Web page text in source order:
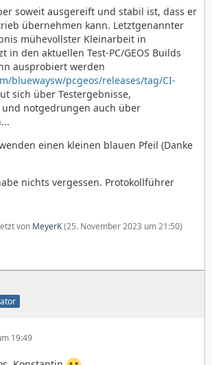
soweit ausgereift und stabil ist, dass er
übernehmen kann. Letztgenannter
mühevollster Kleinarbeit in
in den aktuellen Test-PC/GEOS Builds
ausprobiert werden
bluewaysw/pcgeos/releases/tag/CI-
sich über Testergebnisse,
und notgedrungen auch über
einen kleinen blauen Pfeil (Danke
nichts vergessen. Protokollführer
von MeyerK(25. November 2023 um 21:50)
19:49